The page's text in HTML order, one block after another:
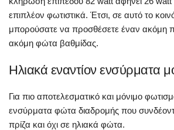
επιπλέον φωτιστικά. Έτσι, σε αυτό το
μπορούσατε να προσθέσετε έναν ακόμη
ακόμη φώτα βαθμίδας.
Ηλιακά εναντίον ενσύρματα
Για πιο αποτελεσματικό και μόνιμο
ενσύρματα φώτα διαδρομής που
πρίζα και όχι σε ηλιακά φώτα.